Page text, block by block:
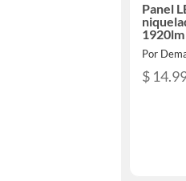
Panel
Por
$